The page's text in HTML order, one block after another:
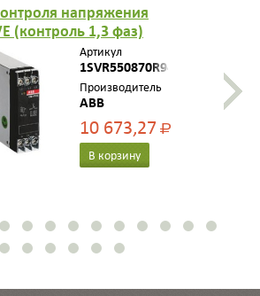
напряжения
(контроль 1,3 фаз)
Umin/max с
L-N 185..265В AC )
1SVR550870R9400
Артикул
1SVR550870R9400
Производитель
ABB
10 673,27Р
В корзину